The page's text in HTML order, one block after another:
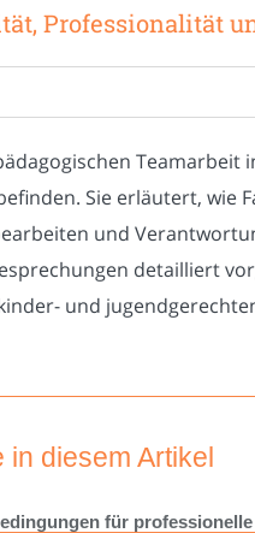
Professionalität
Sie erläutert, wie
und
detailliert
und
diesem Artikel
für